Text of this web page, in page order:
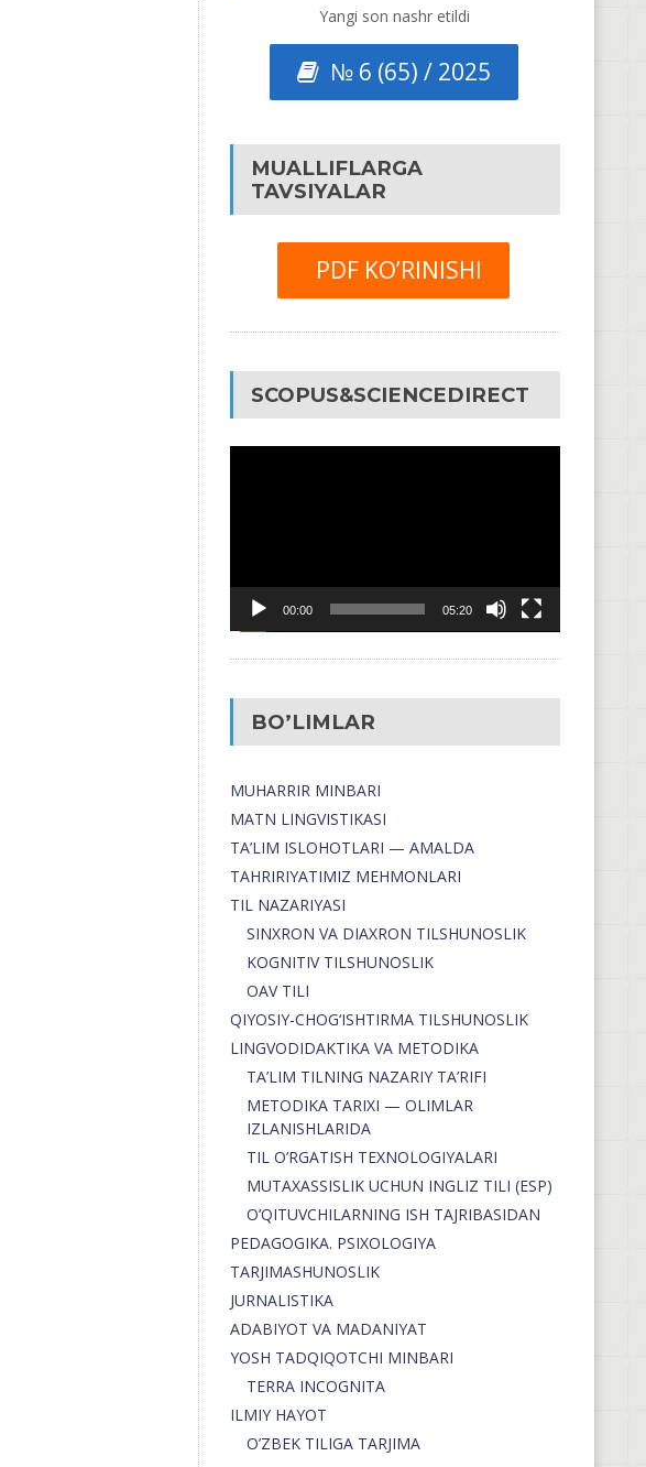
Yangi son nashr etildi
№ 6 (65) / 2025
MUALLIFLARGA
TAVSIYALAR
PDF KO’RINISHI
SCOPUS&SCIENCEDIRECT
00:00 05:20
BO’LIMLAR
MUHARRIR MINBARI
MATN LINGVISTIKASI
TA’LIM ISLOHOTLARI — AMALDA
TAHRIRIYATIMIZ MEHMONLARI
TIL NAZARIYASI
SINXRON VA DIAXRON TILSHUNOSLIK
KOGNITIV TILSHUNOSLIK
OAV TILI
QIYOSIY-CHOG‘ISHTIRMA TILSHUNOSLIK
LINGVODIDAKTIKA VA METODIKA
TA’LIM TILNING NAZARIY TA’RIFI
METODIKA TARIXI — OLIMLAR
IZLANISHLARIDA
TIL O’RGATISH TEXNOLOGIYALARI
MUTAXASSISLIK UCHUN INGLIZ TILI (ESP)
O’QITUVCHILARNING ISH TAJRIBASIDAN
PEDAGOGIKA. PSIXOLOGIYA
TARJIMASHUNOSLIK
JURNALISTIKA
ADABIYOT VA MADANIYAT
YOSH TADQIQOTCHI MINBARI
TERRA INCOGNITA
ILMIY HAYOT
O’ZBEK TILIGA TARJIMA